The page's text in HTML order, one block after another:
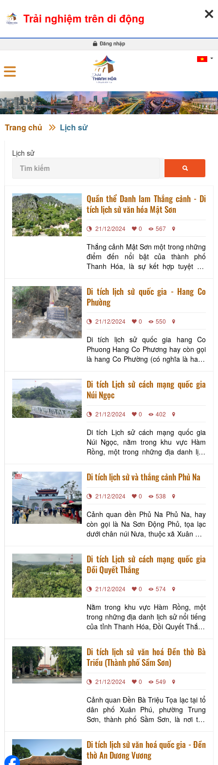
Đăng nhập
Trang chủ Lịch sử
Lịch sử
Quần thể Danh lam Thắng cảnh - Di
tích lịch sử văn hóa Mật Sơn
21/12/2024 0 567
Thắng cảnh Mật Sơn một trong những
điểm đến nổi bật của thành phố
Thanh Hóa, là sự kết hợp tuyệt vời
văn hóa, lịch sử sâu sắc
Di tích lịch sử quốc gia - Hang Co
Phường
21/12/2024 0 550
Di tích lịch sử quốc gia hang Co
Phuong Hang Co Phương hay còn gọi
là hang Co Phường (có nghĩa là hang
Đây là địa điểm lịch sử quan trọng,
vừa là kho, trạm quân lương, cũng là
nơi trú quân của bộ đội, thanh niên
tuyến trong cuộc k
Di tích Lịch sử cách mạng quốc gia
Núi Ngọc
21/12/2024 0 402
Di tích Lịch sử cách mạng quốc gia
Núi Ngọc, nằm trong khu vực Hàm
Rồng, một trong những địa danh lịch
Di tích lịch sử và thắng cảnh Phủ Na
21/12/2024 0 538
Cảnh quan đền Phủ Na Phủ Na, hay
còn gọi là Na Sơn Động Phủ, tọa lạc
dưới chân núi Nưa, thuộc xã Xuân Du,
Phủ Na là nơi thờ Mẫu, trong đó bốn
nhân vật thờ chính là mẫu Âu Cơ, mẫu
Thượng Thiên, mẫu Thượng Ngàn và
ngưỡng nguyên thủy của
Di tích Lịch sử cách mạng quốc gia
Đồi Quyết Thắng
21/12/2024 0 574
Nằm trong khu vực Hàm Rồng, một
trong những địa danh lịch sử nổi tiếng
của tỉnh Thanh Hóa, Đồi Quyết Thắng
dấu sự hy sinh và chiến đấu anh dũng
của quân và dân ta trong cuộc kháng
chiến chống Mỹ. Đây không chỉ là nơi
biểu
Di tích lịch sử văn hoá Đền thờ Bà
Triều (Thành phố Sầm Sơn)
21/12/2024 0 549
Cảnh quan Đền Bà Triệu Tọa lạc tại tổ
dân phố Xuân Phú, phường Trung
Sơn, thành phố Sầm Sơn, là nơi thờ
theo tên làng và cũng là tên vị thần
được thờ phụng tại đây - “Hùng triều
thánh tổ”, vị tổ sư nghề dệt xăm súc,
Di tích lịch sử văn hoá quốc gia - Đền
thờ An Dương Vương
Trải nghiệm trên di động